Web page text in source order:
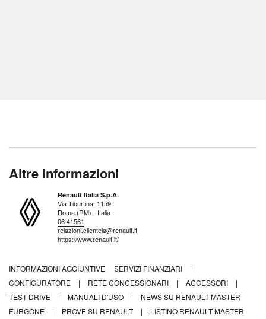
Altre informazioni
Renault Italia S.p.A.
Via Tiburtina, 1159
Roma (RM) - Italia
06 41561
relazioni.clientela@renault.it
https://www.renault.it/
INFORMAZIONI AGGIUNTIVE SERVIZI FINANZIARI
|
CONFIGURATORE
| RETE CONCESSIONARI | ACCESSORI
|
TEST DRIVE
| MANUALI D'USO |
NEWS SU RENAULT MASTER
FURGONE
| PROVE SU RENAULT |
LISTINO RENAULT MASTER